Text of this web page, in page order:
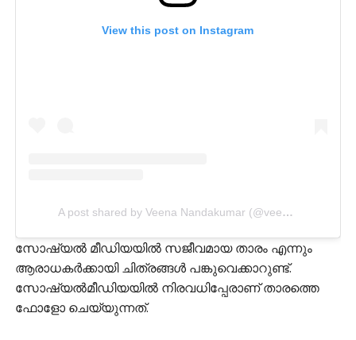
View this post on Instagram
A post shared by Veena Nandakumar (@veena_nandakumar)
സോഷ്യല്‍ മീഡിയയില്‍ സജീവമായ താരം എന്നും
ആരാധകര്‍ക്കായി ചിത്രങ്ങള്‍ പങ്കുവെക്കാറുണ്ട്.
സോഷ്യല്‍മീഡിയയില്‍ നിരവധിപ്പേരാണ് താരത്തെ
ഫോളോ ചെയ്യുന്നത്.